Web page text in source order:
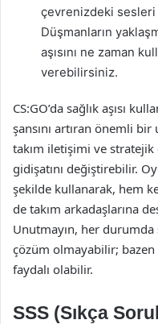
çevrenizdeki sesleri
Düşmanların
aşısını ne zaman
verebilirsiniz.
CS:GO’da sağlık aşısı
şansını artıran önemli
takım iletişimi ve stratejik
gidişatını değiştirebilir.
şekilde kullanarak, hem
de takım arkadaşlarına
Unutmayın, her durumda
çözüm olmayabilir;
faydalı olabilir.
SSS (Sıkça